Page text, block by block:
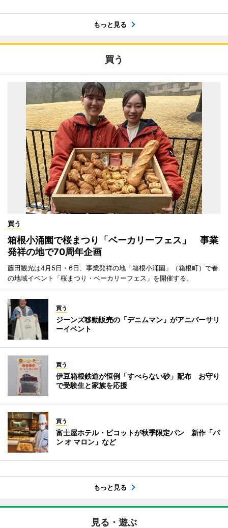
もっと見る
買う
買う
箱根小涌園で桜まつり「ベーカリーフェス」 事業
発祥の地で70周年企画
藤田観光は4月5日・6日、事業発祥の地「箱根小涌園」（箱根町）で春
の地域イベント「桜まつり・ベーカリーフェス」を開催する。
買う
ジーンズ移動販売の「デニムマン」がアニバーサリ
ーイベント
買う
伊豆箱根鉄道が恒例「すべらない砂」配布 お守り
で受験生と家族を応援
買う
富士屋ホテル・ピコットが秋季限定パン 新作「パ
ン オ マロン」など
もっと見る
見る・遊ぶ